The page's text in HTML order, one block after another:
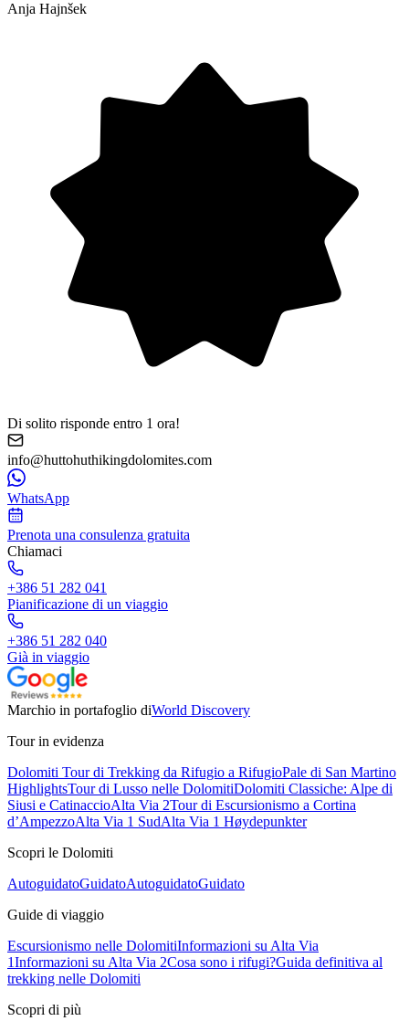
Anja Hajnšek
Di solito risponde entro 1 ora!
info@huttohuthikingdolomites.com
WhatsApp
Prenota una consulenza gratuita
Chiamaci
+386 51 282 041
Pianificazione di un viaggio
+386 51 282 040
Già in viaggio
Marchio in portafoglio diWorld Discovery
Tour in evidenza
Dolomiti Tour di Trekking da Rifugio a RifugioPale di San Martino
HighlightsTour di Lusso nelle DolomitiDolomiti Classiche: Alpe di
Siusi e CatinaccioAlta Via 2Tour di Escursionismo a Cortina
d’AmpezzoAlta Via 1 SudAlta Via 1 Høydepunkter
Scopri le Dolomiti
AutoguidatoGuidatoAutoguidatoGuidato
Guide di viaggio
Escursionismo nelle DolomitiInformazioni su Alta Via
1Informazioni su Alta Via 2Cosa sono i rifugi?Guida definitiva al
trekking nelle Dolomiti
Scopri di più